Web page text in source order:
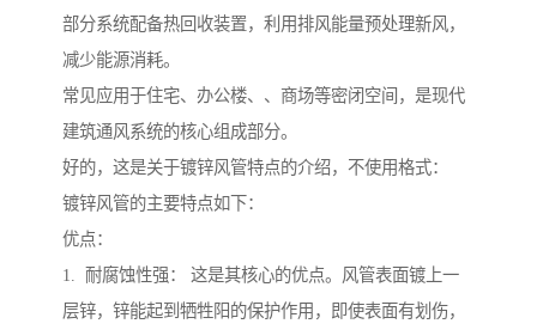
部分系统配备热回收装置，利用排风能量预处理新风，
减少能源消耗。
常见应用于住宅、办公楼、、商场等密闭空间，是现代
建筑通风系统的核心组成部分。
好的，这是关于镀锌风管特点的介绍，不使用格式：
镀锌风管的主要特点如下：
优点：
1. 耐腐蚀性强： 这是其核心的优点。风管表面镀上一
层锌，锌能起到牺牲阳的保护作用，即使表面有划伤，